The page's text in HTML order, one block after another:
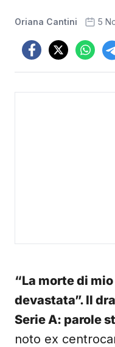
Oriana Cantini 5
“La morte di
devastata”. Il
Serie A: parole
noto ex